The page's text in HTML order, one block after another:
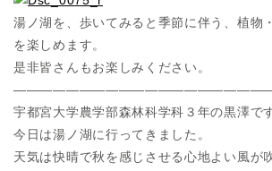
湯ノ湖を、歩いてみると季節に伴う、植物
を楽しめます。
是非皆さんもお楽しみください。
宇都宮大学農学部森林科学科３年の黒澤です
今日は湯ノ湖に行ってきました。
天気は快晴で秋を感じさせる心地よい風が